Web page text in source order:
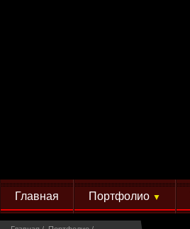
Главная Портфолио ▼